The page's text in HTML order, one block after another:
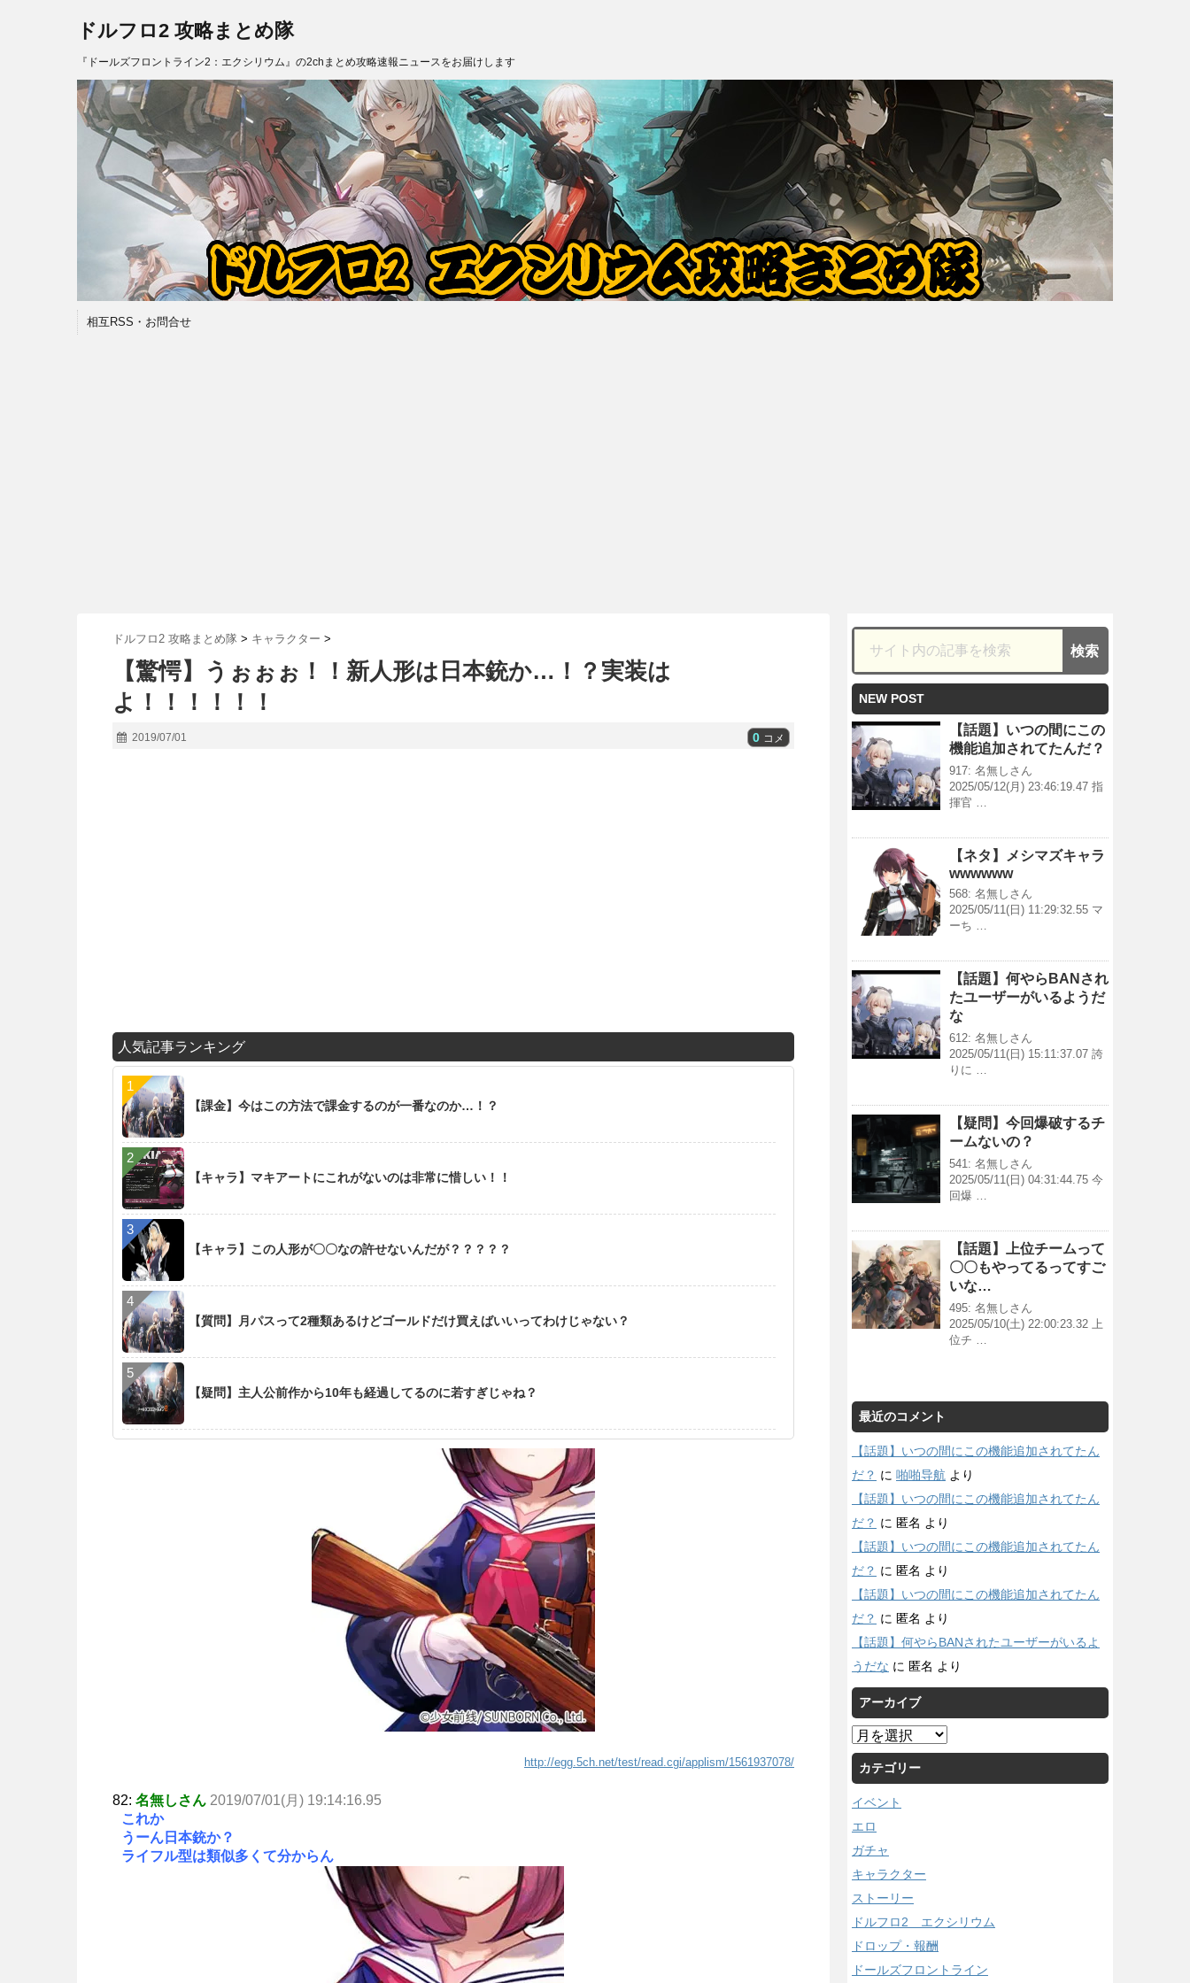
ドルフロ2 攻略まとめ隊
『ドールズフロントライン2：エクシリウム』の2chまとめ攻略速報ニュースをお届けします
相互RSS・お問合せ
ドルフロ2 攻略まとめ隊 > キャラクター >
【驚愕】うぉぉぉ！！新人形は日本銃か…！？実装は
よ！！！！！！
2019/07/01 0 コメ
人気記事ランキング
【課金】今はこの方法で課金するのが一番なのか…！？
【キャラ】マキアートにこれがないのは非常に惜しい！！
【キャラ】この人形が〇〇なの許せないんだが？？？？？
【質問】月パスって2種類あるけどゴールドだけ買えばいいってわけじゃない？
【疑問】主人公前作から10年も経過してるのに若すぎじゃね？
http://egg.5ch.net/test/read.cgi/applism/1561937078/
82: 名無しさん 2019/07/01(月) 19:14:16.95
これか
うーん日本銃か？
ライフル型は類似多くて分からん
NEW POST
【話題】いつの間にこの
機能追加されてたんだ？
917: 名無しさん
2025/05/12(月) 23:46:19.47 指
揮官 …
【ネタ】メシマズキャラ
wwwwww
568: 名無しさん
2025/05/11(日) 11:29:32.55 マ
ーち …
【話題】何やらBANされ
たユーザーがいるようだ
な
612: 名無しさん
2025/05/11(日) 15:11:37.07 誇
りに …
【疑問】今回爆破するチ
ームないの？
541: 名無しさん
2025/05/11(日) 04:31:44.75 今
回爆 …
【話題】上位チームって
〇〇もやってるってすご
いな…
495: 名無しさん
2025/05/10(土) 22:00:23.32 上
位チ …
最近のコメント
【話題】いつの間にこの機能追加されてたん
だ？ に 啪啪导航 より
【話題】いつの間にこの機能追加されてたん
だ？ に 匿名 より
【話題】いつの間にこの機能追加されてたん
だ？ に 匿名 より
【話題】いつの間にこの機能追加されてたん
だ？ に 匿名 より
【話題】何やらBANされたユーザーがいるよ
うだな に 匿名 より
アーカイブ
ア
ー
カ
イ
ブ
カテゴリー
イベント
エロ
ガチャ
キャラクター
ストーリー
ドルフロ2 エクシリウム
ドロップ・報酬
ドールズフロントライン